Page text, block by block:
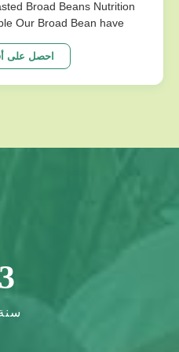
Broad Beans Nutrition
Our Broad Bean have
flavor. After the effort
department, we frist created
in China. Introducing
احصل على